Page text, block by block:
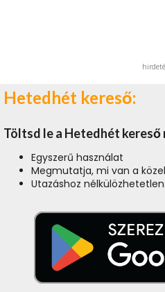
Hetedhét kereső:
Töltsd le a Hetedhét
Egyszerű használat
Megmutatja, mi van a
Utazáshoz